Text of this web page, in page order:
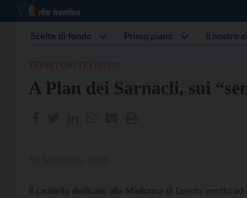
Scelte di fondo Primo piano Il nostro
A Plan dei Sarnacli, sui
Il capitello dedicato alla Madonna di Loreto, eretto ad